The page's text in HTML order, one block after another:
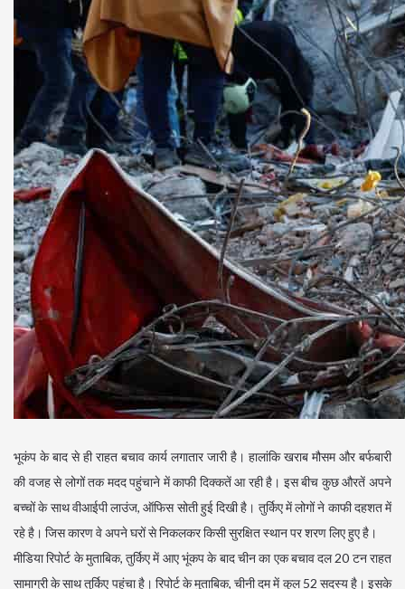
भूकंप के बाद से ही राहत बचाव कार्य लगातार जारी है। हालांकि खराब मौसम और बर्फबारी
की वजह से लोगों तक मदद पहुंचाने में काफी दिक्कतें आ रही है। इस बीच कुछ औरतें अपने
बच्चों के साथ वीआईपी लाउंज, ऑफिस सोती हुई दिखी है। तुर्किए में लोगों ने काफी दहशत में
रहे है। जिस कारण वे अपने घरों से निकलकर किसी सुरक्षित स्थान पर शरण लिए हुए है।
मीडिया रिपोर्ट के मुताबिक, तुर्किए में आए भूंकप के बाद चीन का एक बचाव दल 20 टन राहत
सामाग्री के साथ तुर्किए पहुंचा है। रिपोर्ट के मुताबिक, चीनी दम में कुल 52 सदस्य है। इसके